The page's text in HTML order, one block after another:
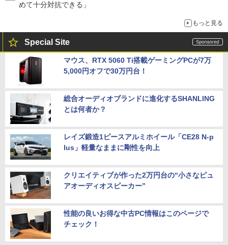
めて十分対抗できる」
もっと見る
Special Site
マウス、RTX 5060 Ti搭載ゲーミングPCが7万
5,000円オフで30万円台！
総合オーディオブランドに進化するSHANLING
とは何者か？
レイズ鍛造1ピースアルミホイール「CE28 N-p
lus」軽量なままに剛性を向上
クリエイティブが作った2万円台の“小さなピュ
アオーディオスピーカー”
性能の良いお得な中古PC情報はこのページで
チェック！